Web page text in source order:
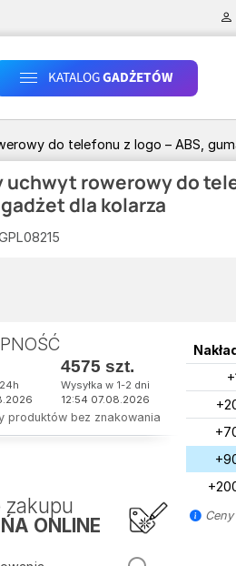
KATALOGGADŻETÓW
do telefonu z logo – ABS,
uchwyt rowerowy do
dla kolarza
4575 szt.
Wysyłka w 1-2 dni
12:54 07.08.2026
produktów bez znakowania
ONLINE